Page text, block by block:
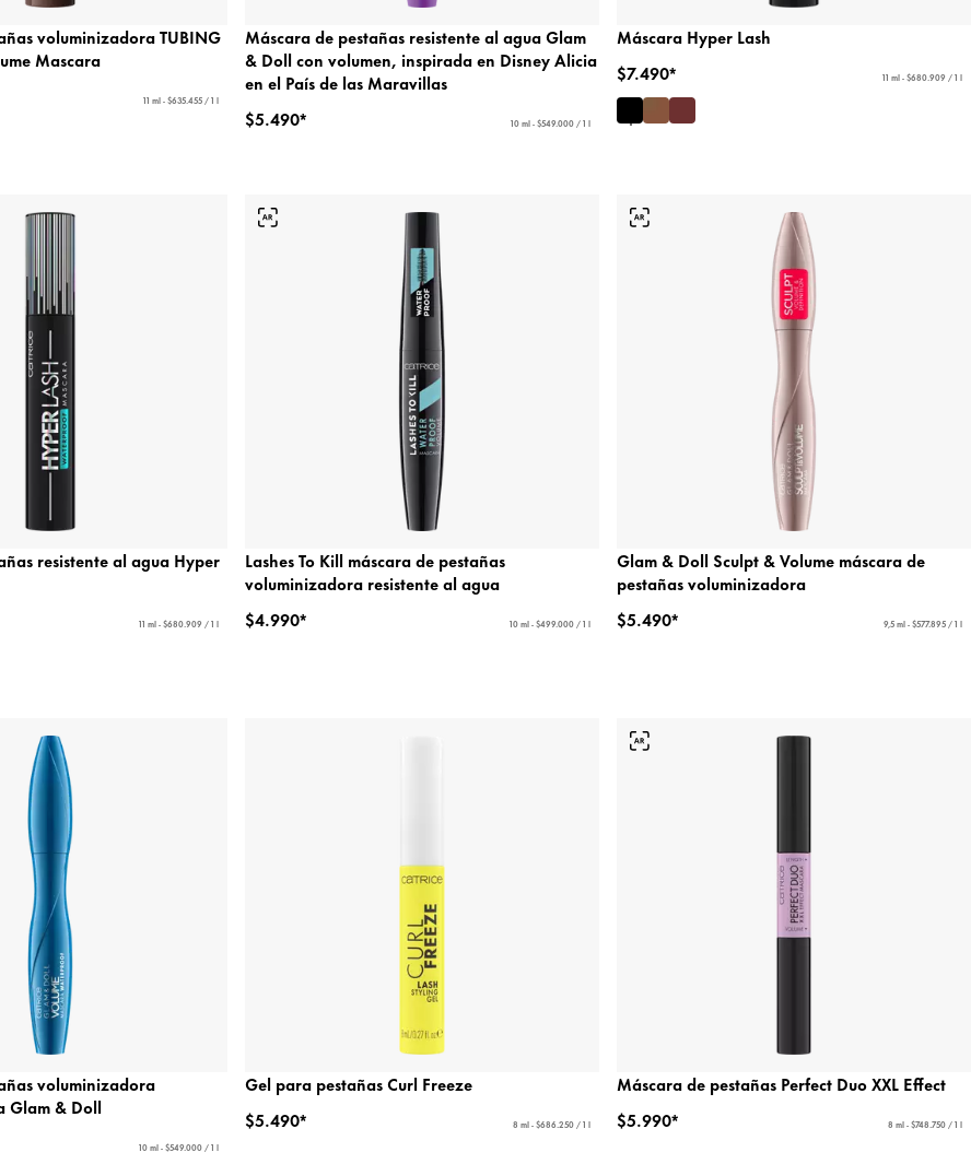
voluminizadora TUBING
Mascara
11 ml - $635.455 / 1 l
Máscara de pestañas resistente al agua Glam
& Doll con volumen, inspirada en Disney Alicia
en el País de las Maravillas
$5.490*
10 ml - $549.000 / 1 l
Máscara Hyper Lash
$7.490*
11 ml - $680.909 / 1 l
resistente al agua Hyper
11 ml - $680.909 / 1 l
Lashes To Kill máscara de pestañas
voluminizadora resistente al agua
$4.990*
10 ml - $499.000 / 1 l
Glam & Doll Sculpt & Volume máscara de
pestañas voluminizadora
$5.490*
9,5 ml - $577.895 / 1 l
voluminizadora
Glam & Doll
10 ml - $549.000 / 1 l
Gel para pestañas Curl Freeze
$5.490*
8 ml - $686.250 / 1 l
Máscara de pestañas Perfect Duo XXL Effect
$5.990*
8 ml - $748.750 / 1 l